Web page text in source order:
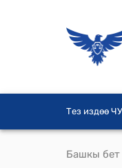
Тез издөө
Башкы бет